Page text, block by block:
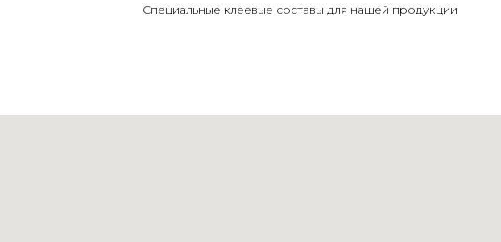
Специальные клеевые составы для нашей продукции